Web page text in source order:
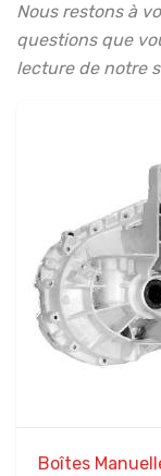
Nous restons à
questions que
lecture de notre
Boîtes